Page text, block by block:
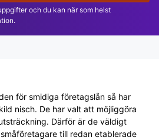
och du kan när som helst
för smidiga företagslån så har
nisch. De har valt att möjliggöra
Därför är de väldigt
till redan etablerade